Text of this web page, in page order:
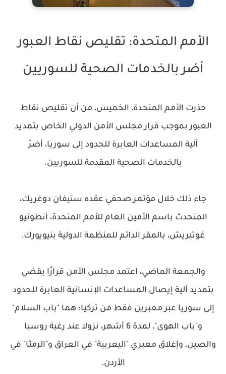
الأمم المتحدة: تقليص نقاط العبور
أضر بالخدمات الصحية للسوريين
حذرت الأمم المتحدة، الخميس، من أن تقليص نقاط
العبور بموجب قرار مجلس الأمن الدولي الخاص بتمديد
آلية المساعدات العابرة للحدود إلى سوريا، أضرّ
بالخدمات الصحية المقدمة للسوريين.
جاء ذلك خلال مؤتمر صحفي عقده ستيفان دوغريك،
المتحدث باسم الأمين العام للأمم المتحدة، أنطونيو
غوتيريش، بالمقر الدائم للمنظمة الدولية بنيويورك.
والجمعة الماضي، اعتمد مجلس الأمن قرارًا يقضي
بتمديد آلية إيصال المساعدات الإنسانية العابرة للحدود
إلى سوريا عبر معبرين فقط من تركيا؛ هما "باب السلام"
و"باب الهوى"، لمدة 6 أشهر، نزولا عند رغبة روسيا
والصين، وإغلاق معبري "اليعربية" في العراق و"الرمثا" في
الأردن.